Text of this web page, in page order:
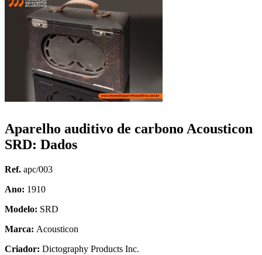
Aparelho auditivo de carbono Acousticon
SRD: Dados
Ref. apc/003
Ano: 1910
Modelo: SRD
Marca: Acousticon
Criador: Dictography Products Inc.